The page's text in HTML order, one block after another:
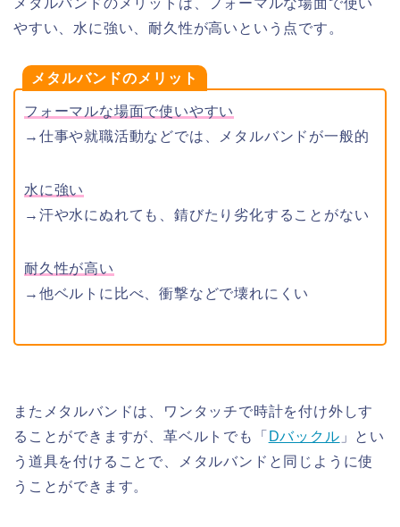
やすい、水に強い、耐久性が高いという点です。
メタルバンドのメリット
フォーマルな場面で使いやすい
→仕事や就職活動などでは、メタルバンドが一般的
水に強い
→汗や水にぬれても、錆びたり劣化することがない
耐久性が高い
→他ベルトに比べ、衝撃などで壊れにくい
またメタルバンドは、ワンタッチで時計を付け外しす
ることができますが、革ベルトでも「 Dバックル 」とい
う道具を付けることで、メタルバンドと同じように使
うことができます。